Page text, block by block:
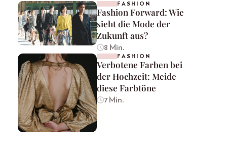
FASHION
Fashion Forward: Wie
sieht die Mode der
Zukunft aus?
8 Min.
FASHION
Verbotene Farben bei
der Hochzeit: Meide
diese Farbtöne
7 Min.